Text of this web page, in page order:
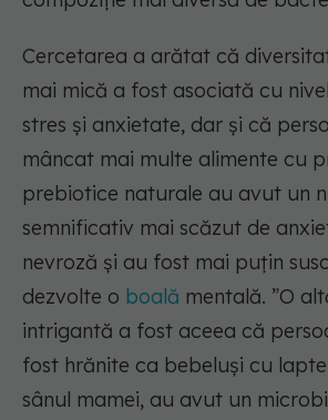
Cercetarea a arătat că
mai mică a fost asociată cu
stres și anxietate, dar și că
mâncat mai multe alimente cu
prebiotice naturale au avut un
semnificativ mai scăzut de
nevroză și au fost mai puțin
dezvolte o boală mentală. ”O
intrigantă a fost aceea că
fost hrănite ca bebeluși cu
sânul mamei, au avut un